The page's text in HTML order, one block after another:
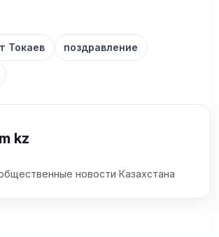
Токаев поздравление
kz
новости Казахстана